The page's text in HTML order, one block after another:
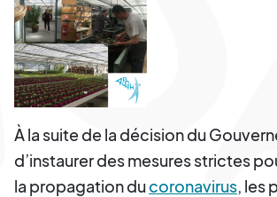
À la suite de la décision du
d’instaurer des mesures strictes
la propagation ducoronavirus ,